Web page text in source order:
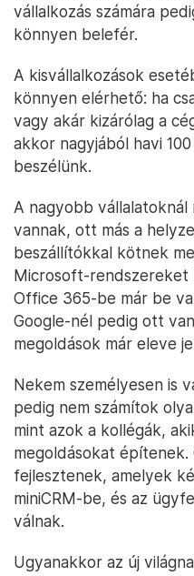
vállalkozás számára
könnyen belefér.
A kisvállalkozások
könnyen elérhető: ha
vagy akár kizárólag a
akkor nagyjából havi
beszélünk.
A nagyobb
vannak, ott más a
beszállítókkal kötnek
Microsoft-rendszereket
Office 365-be már be
Google-nél pedig ott
megoldások már eleve
Nekem személyesen is
pedig nem számítok
mint azok a kollégák,
megoldásokat
fejlesztenek, amelyek
miniCRM-be, és az
válnak.
Ugyanakkor az új